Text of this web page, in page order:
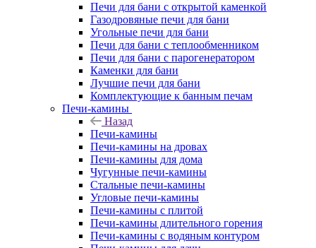
Печи для бани с открытой каменкой
Газодровяные печи для бани
Угольные печи для бани
Печи для бани с теплообменником
Печи для бани с парогенератором
Каменки для бани
Лучшие печи для бани
Комплектующие к банным печам
Печи-камины
Назад
Печи-камины
Печи-камины на дровах
Печи-камины для дома
Чугунные печи-камины
Стальные печи-камины
Угловые печи-камины
Печи-камины с плитой
Печи-камины длительного горения
Печи-камины с водяным контуром